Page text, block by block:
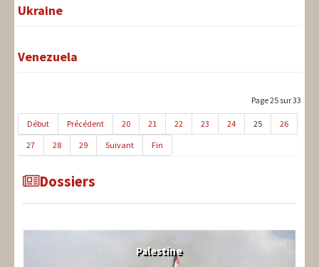
Ukraine
Venezuela
Page 25 sur 33
Début Précédent 20 21 22 23 24 25
26
27
28 29 Suivant Fin
Dossiers
Palestine